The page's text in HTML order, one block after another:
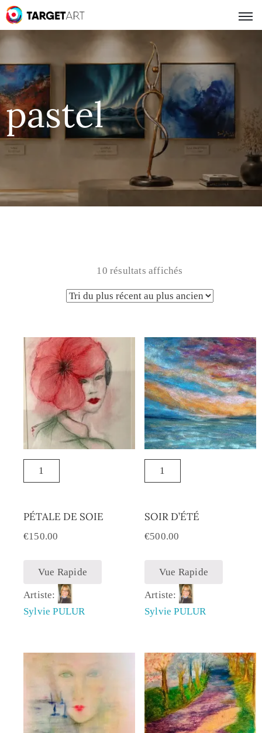
pastel
10 résultats affichés
PÉTALE DE SOIE
€150.00
Vue Rapide
Artiste:
Sylvie PULUR
SOIR D’ÉTÉ
€500.00
Vue Rapide
Artiste:
Sylvie PULUR